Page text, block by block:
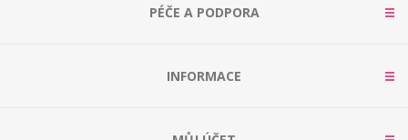
PÉČE A PODPORA
INFORMACE